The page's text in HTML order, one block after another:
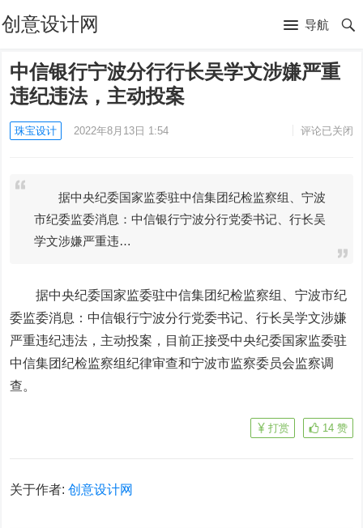
创意设计网 导航
中信银行宁波分行行长吴学文涉嫌严重
违纪违法，主动投案
珠宝设计 2022年8月13日 1:54 评论已关闭
据中央纪委国家监委驻中信集团纪检监察组、宁波
市纪委监委消息：中信银行宁波分行党委书记、行长吴
学文涉嫌严重违…
据中央纪委国家监委驻中信集团纪检监察组、宁波市纪
委监委消息： 中信银行宁波分行党委书记、行长吴学文涉嫌
严重违纪违法，主动投案，目前正接受中央纪委国家监委驻
中信集团纪检监察组纪律审查和宁波市监察委员会监察调
查。
14 赞
打赏
关于作者:创意设计网